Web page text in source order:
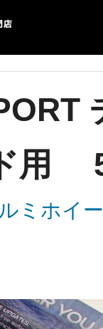
用
ミホイ